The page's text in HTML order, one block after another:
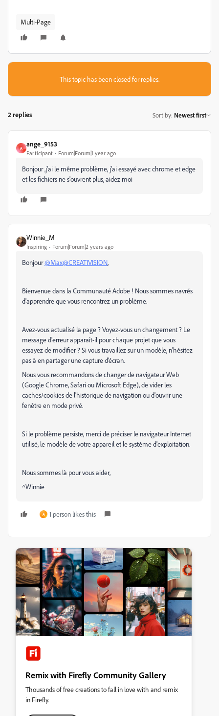
Multi-Page
This topic has been closed for replies.
2 replies Sort by: Newest first
A
ange_9153
Participant Forum|Forum|1 year ago
Bonjour ,j'ai le même problème, j'ai essayé avec chrome et edge
et les fichiers ne s'ouvrent plus, aidez moi
Winnie_M
Inspiring Forum|Forum|2 years ago
Bonjour@Max@CREATIVISION,
Bienvenue dans la Communauté Adobe ! Nous sommes navrés
d'apprendre que vous rencontrez un problème.
Avez-vous actualisé la page ? Voyez-vous un changement ? Le
message d'erreur apparaît-il pour chaque projet que vous
essayez de modifier ? Si vous travaillez sur un modèle, n'hésitez
pas à en partager une capture d’écran.
Nous vous recommandons de changer de navigateur Web
(Google Chrome, Safari ou Microsoft Edge), de vider les
caches/cookies de l'historique de navigation ou d'ouvrir une
fenêtre en mode privé.
Si le problème persiste, merci de préciser le navigateur Internet
utilisé, le modèle de votre appareil et le système d'exploitation.
Nous sommes là pour vous aider,
^Winnie
A 1 person likes this
Remix with Firefly Community Gallery
Thousands of free creations to fall in love with and remix
in Firefly.